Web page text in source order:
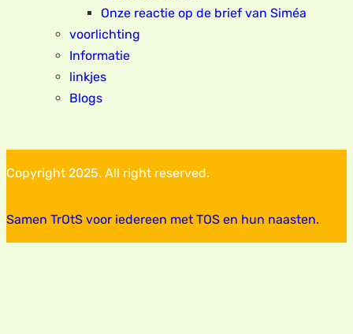
Onze reactie op de brief van Siméa
voorlichting
Informatie
linkjes
Blogs
Copyright 2025. All right reserved.
Samen TrOtS voor iedereen met TOS en hun naasten.